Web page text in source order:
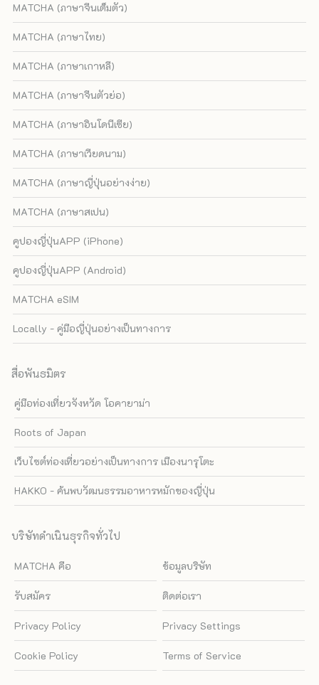
MATCHA (ภาษาจีนเต็มตัว)
MATCHA (ภาษาไทย)
MATCHA (ภาษาเกาหลี)
MATCHA (ภาษาจีนตัวย่อ)
MATCHA (ภาษาอินโดนีเซีย)
MATCHA (ภาษาเวียดนาม)
MATCHA (ภาษาญี่ปุ่นอย่างง่าย)
MATCHA (ภาษาสเปน)
คูปองญี่ปุ่นAPP (iPhone)
คูปองญี่ปุ่นAPP (Android)
MATCHA eSIM
Locally - คู่มือญี่ปุ่นอย่างเป็นทางการ
สื่อพันธมิตร
คู่มือท่องเที่ยวจังหวัด โอคายาม่า
Roots of Japan
เว็บไซต์ท่องเที่ยวอย่างเป็นทางการ เมืองนารุโตะ
HAKKO - ค้นพบวัฒนธรรมอาหารหมักของญี่ปุ่น
บริษัทดำเนินธุรกิจทั่วไป
MATCHA คือ ข้อมูลบริษัท
รับสมัคร ติดต่อเรา
Privacy Policy Privacy Settings
Cookie Policy Terms of Service